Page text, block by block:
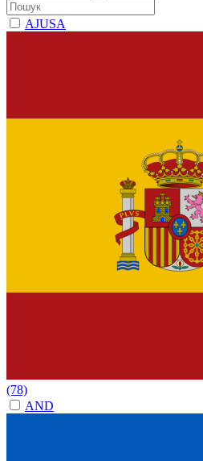
AJUSA
(78)
AND